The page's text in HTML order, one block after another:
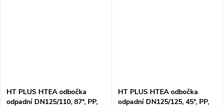
HT PLUS HTEA odbočka
odpadní DN125/110, 87°, PP,
HT PLUS HTEA odbočka
odpadní DN125/125, 45°, PP,